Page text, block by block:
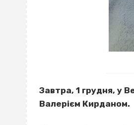
Завтра, 1 грудня, у
Валерієм Кирданом.